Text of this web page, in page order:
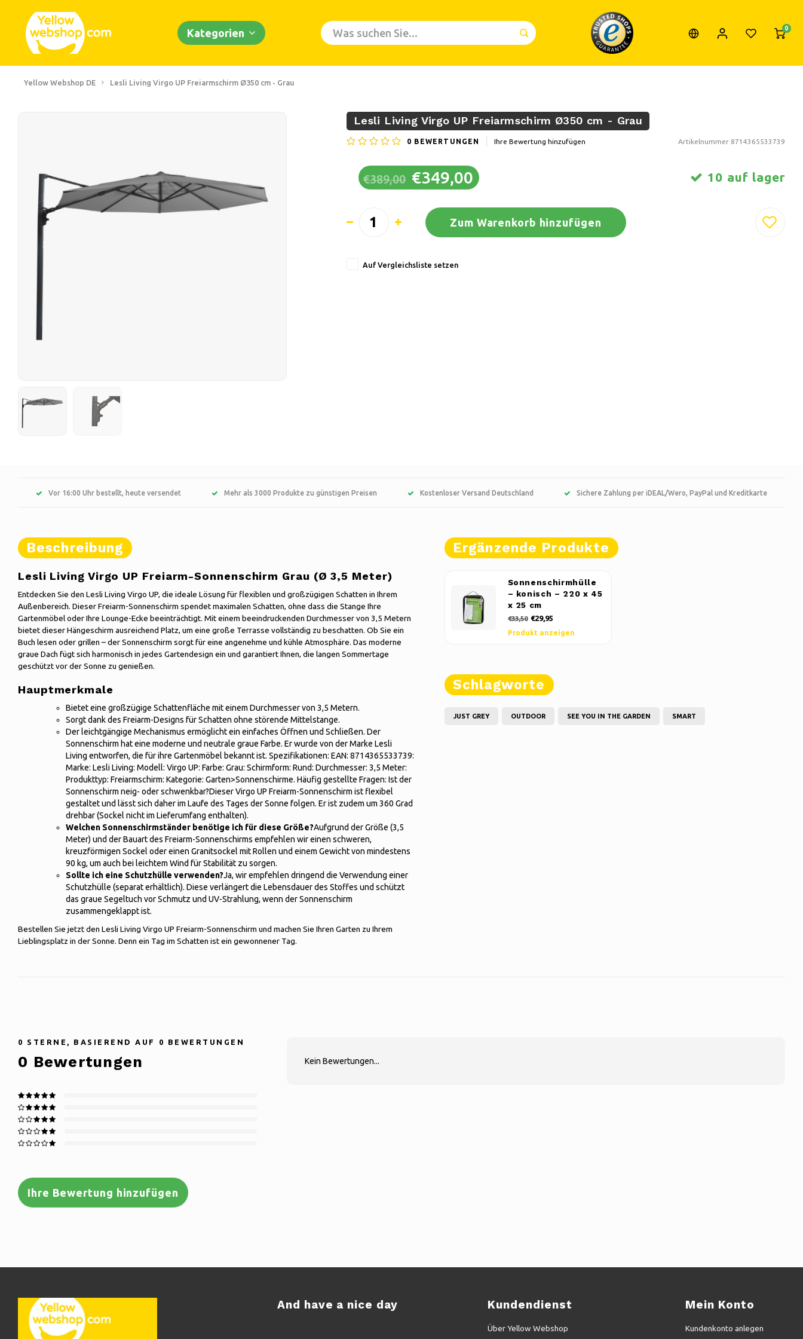
Kategorien 0
Yellow Webshop DE Lesli Living Virgo UP Freiarmschirm Ø350 cm - Grau
Lesli Living Virgo UP Freiarmschirm Ø350 cm - Grau
0 BEWERTUNGEN Ihre Bewertung hinzufügen Artikelnummer 8714365533739
€389,00 €349,00 10 auf lager
Zum Warenkorb hinzufügen
Auf Vergleichsliste setzen
Vor 16:00 Uhr bestellt, heute versendet Mehr als 3000 Produkte zu günstigen Preisen Kostenloser Versand Deutschland Sichere Zahlung per iDEAL/Wero, PayPal und Kreditkarte
Beschreibung
Lesli Living Virgo UP Freiarm-Sonnenschirm Grau (Ø 3,5 Meter)
Entdecken Sie den Lesli Living Virgo UP, die ideale Lösung für flexiblen und großzügigen Schatten in Ihrem
Außenbereich. Dieser Freiarm-Sonnenschirm spendet maximalen Schatten, ohne dass die Stange Ihre
Gartenmöbel oder Ihre Lounge-Ecke beeinträchtigt. Mit einem beeindruckenden Durchmesser von 3,5 Metern
bietet dieser Hängeschirm ausreichend Platz, um eine große Terrasse vollständig zu beschatten. Ob Sie ein
Buch lesen oder grillen – der Sonnenschirm sorgt für eine angenehme und kühle Atmosphäre. Das moderne
graue Dach fügt sich harmonisch in jedes Gartendesign ein und garantiert Ihnen, die langen Sommertage
geschützt vor der Sonne zu genießen.
Hauptmerkmale
Bietet eine großzügige Schattenfläche mit einem Durchmesser von 3,5 Metern.
Sorgt dank des Freiarm-Designs für Schatten ohne störende Mittelstange.
Der leichtgängige Mechanismus ermöglicht ein einfaches Öffnen und Schließen. Der
Sonnenschirm hat eine moderne und neutrale graue Farbe. Er wurde von der Marke Lesli
Living entworfen, die für ihre Gartenmöbel bekannt ist. Spezifikationen: EAN: 8714365533739:
Marke: Lesli Living: Modell: Virgo UP: Farbe: Grau: Schirmform: Rund: Durchmesser: 3,5 Meter:
Produkttyp: Freiarmschirm: Kategorie: Garten>Sonnenschirme. Häufig gestellte Fragen: Ist der
Sonnenschirm neig- oder schwenkbar?Dieser Virgo UP Freiarm-Sonnenschirm ist flexibel
gestaltet und lässt sich daher im Laufe des Tages der Sonne folgen. Er ist zudem um 360 Grad
drehbar (Sockel nicht im Lieferumfang enthalten).
Welchen Sonnenschirmständer benötige ich für diese Größe?Aufgrund der Größe (3,5
Meter) und der Bauart des Freiarm-Sonnenschirms empfehlen wir einen schweren,
kreuzförmigen Sockel oder einen Granitsockel mit Rollen und einem Gewicht von mindestens
90 kg, um auch bei leichtem Wind für Stabilität zu sorgen.
Sollte ich eine Schutzhülle verwenden?Ja, wir empfehlen dringend die Verwendung einer
Schutzhülle (separat erhältlich). Diese verlängert die Lebensdauer des Stoffes und schützt
das graue Segeltuch vor Schmutz und UV-Strahlung, wenn der Sonnenschirm
zusammengeklappt ist.
Bestellen Sie jetzt den Lesli Living Virgo UP Freiarm-Sonnenschirm und machen Sie Ihren Garten zu Ihrem
Lieblingsplatz in der Sonne. Denn ein Tag im Schatten ist ein gewonnener Tag.
Ergänzende Produkte
Sonnenschirmhülle
– konisch – 220 x 45
x 25 cm
€33,50 €29,95
Produkt anzeigen
Schlagworte
JUST GREY OUTDOOR SEE YOU IN THE GARDEN SMART
0 STERNE, BASIEREND AUF 0 BEWERTUNGEN
0 Bewertungen
Ihre Bewertung hinzufügen
Kein Bewertungen...
And have a nice day Kundendienst
Über Yellow Webshop
Mein Konto
Kundenkonto anlegen